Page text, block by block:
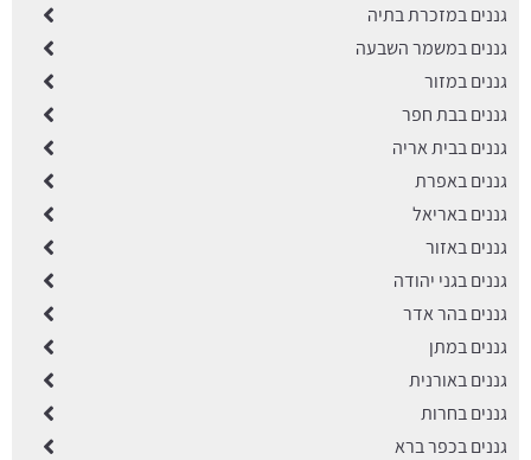
גננים במזכרת בתיה
גננים במשמר השבעה
גננים במזור
גננים בבת חפר
גננים בבית אריה
גננים באפרת
גננים באריאל
גננים באזור
גננים בגני יהודה
גננים בהר אדר
גננים במתן
גננים באורנית
גננים בחרות
גננים בכפר ברא